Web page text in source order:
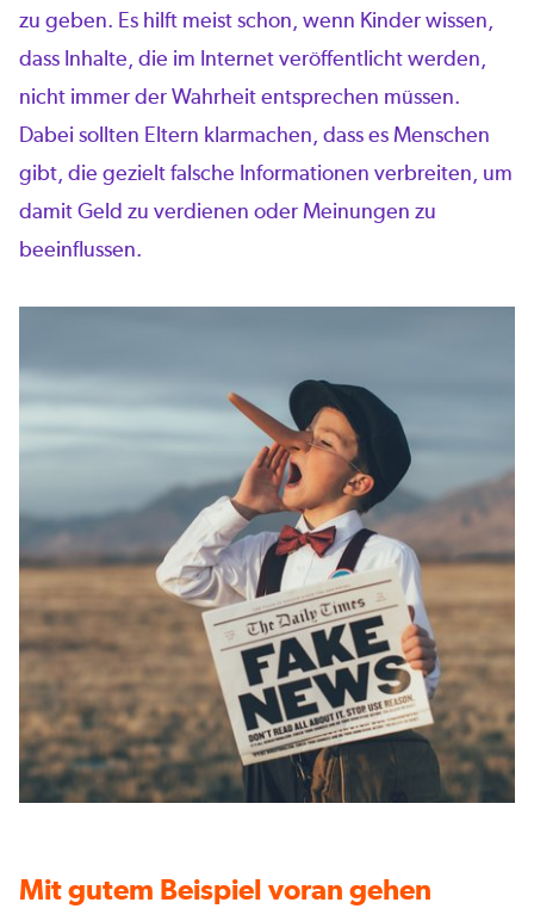
zu geben. Es hilft meist schon, wenn Kinder wissen,
dass Inhalte, die im Internet veröffentlicht werden,
nicht immer der Wahrheit entsprechen müssen.
Dabei sollten Eltern klarmachen, dass es Menschen
gibt, die gezielt falsche Informationen verbreiten, um
damit Geld zu verdienen oder Meinungen zu
beeinflussen.
Mit gutem Beispiel voran gehen